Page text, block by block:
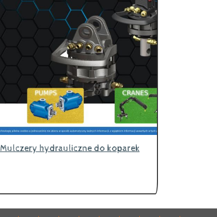
Mulczery hydrauliczne do koparek